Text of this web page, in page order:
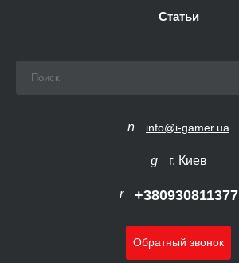
Статьи
info@i-gamer.ua
г. Киев
+380930811377
Обратный звонок